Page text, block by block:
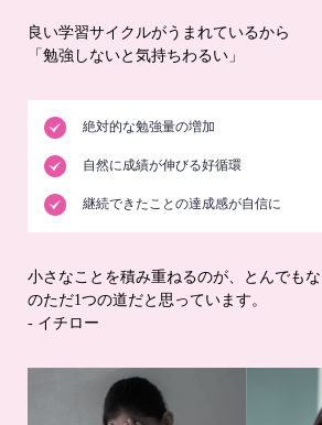
良い学習サイクルがうまれているから
「勉強しないと気持ちわるい」
絶対的な勉強量の増加
自然に成績が伸びる好循環
継続できたことの達成感が自信に
小さなことを積み重ねるのが、とんでも
のただ1つの道だと思っています。
- イチロー